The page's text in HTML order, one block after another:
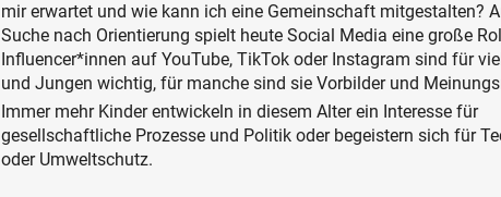
mir erwartet und wie kann ich eine Gemeinschaft mitgestalten?
Suche nach Orientierung spielt heute Social Media eine große
Influencer*innen auf YouTube, TikTok oder Instagram sind für
und Jungen wichtig, für manche sind sie Vorbilder und
Immer mehr Kinder entwickeln in diesem Alter ein Interesse für
gesellschaftliche Prozesse und Politik oder begeistern sich für
oder Umweltschutz.